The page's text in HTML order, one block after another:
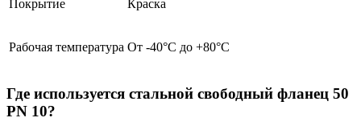
Покрытие Краска
Рабочая температура От -40°C до +80°C
Где используется стальной свободный фланец 50
PN 10?